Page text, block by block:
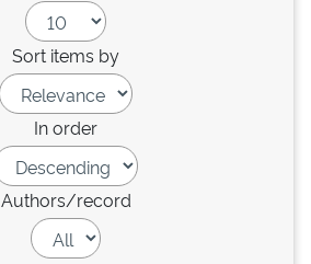
Sort items by
In order
Authors/record